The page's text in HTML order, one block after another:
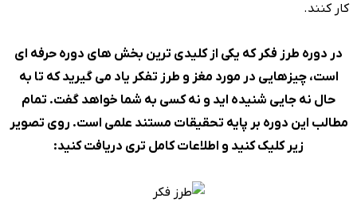
کار کنند.
در دوره طرز فکر که یکی از کلیدی ترین بخش های دوره حرفه ای
است، چیزهایی در مورد مغز و طرز تفکر یاد می گیرید که تا به
حال نه جایی شنیده اید و نه کسی به شما خواهد گفت. تمام
مطالب این دوره بر پایه تحقیقات مستند علمی است. روی تصویر
زیر کلیک کنید و اطلاعات کامل تری دریافت کنید: